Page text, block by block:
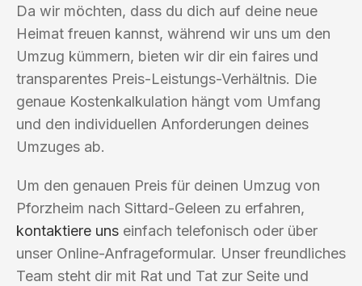
Da wir möchten, dass du dich auf deine neue
Heimat freuen kannst, während wir uns um den
Umzug kümmern, bieten wir dir ein faires und
transparentes Preis-Leistungs-Verhältnis. Die
genaue Kostenkalkulation hängt vom Umfang
und den individuellen Anforderungen deines
Umzuges ab.
Um den genauen Preis für deinen Umzug von
Pforzheim nach Sittard-Geleen zu erfahren,
kontaktiere uns einfach telefonisch oder über
unser Online-Anfrageformular. Unser freundliches
Team steht dir mit Rat und Tat zur Seite und